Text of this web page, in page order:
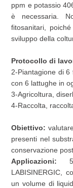
ppm e potassio
è necessaria.
fitosanitari,
sviluppo della
Protocollo di
2-Piantagione di 6
con 6 lattughe in
3-Agricoltura,
4-Raccolta,
Obiettivo:
presenti nel
conservazione
Applicazioni: 5
LABISINERGIC,
un volume di